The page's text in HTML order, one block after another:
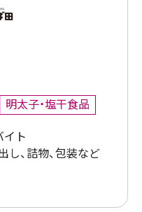
明太子・塩干食品
イト
し、詰物、包装など